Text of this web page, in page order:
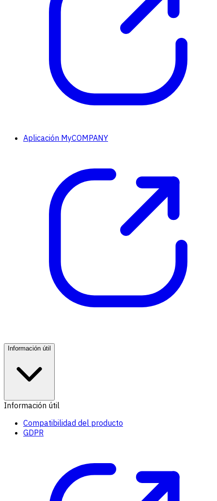
Aplicación MyCOMPANY
Información útil
Información útil
Compatibilidad del producto
GDPR